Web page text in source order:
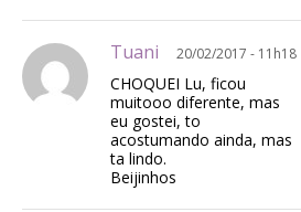
Tuani 20/02/2017 - 11h18
CHOQUEI Lu, ficou
muitooo diferente, mas
eu gostei, to
acostumando ainda, mas
ta lindo.
Beijinhos